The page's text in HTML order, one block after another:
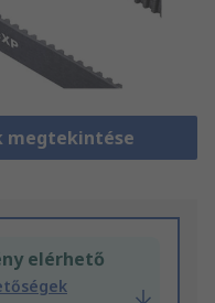
megtekintése
elérhető